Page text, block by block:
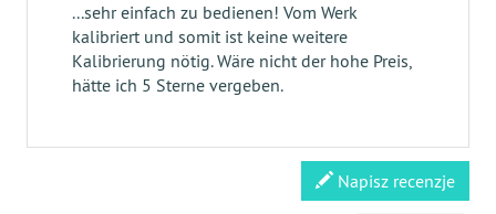
...sehr einfach zu bedienen! Vom Werk
kalibriert und somit ist keine weitere
Kalibrierung nötig. Wäre nicht der hohe Preis,
hätte ich 5 Sterne vergeben.
Napisz recenzje